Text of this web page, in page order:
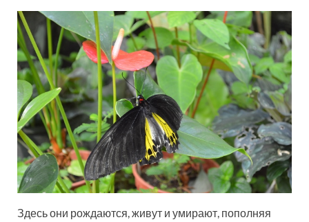
Здесь они рождаются, живут и умирают, пополняя